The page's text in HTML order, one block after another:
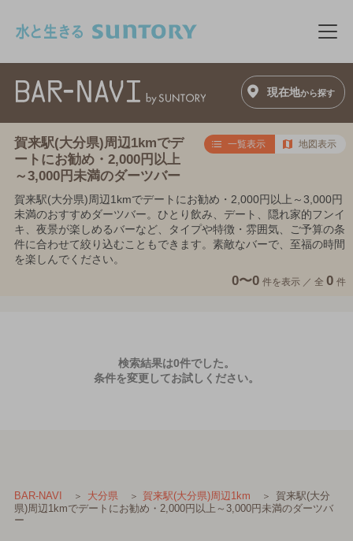
メ
現在地から探す
賀来駅(大分県)周辺1kmでデ
ートにお勧め・2,000円以上
～3,000円未満のダーツバー
一覧表示 地図表示
賀来駅(大分県)周辺1kmでデートにお勧め・2,000円以上～3,000円
未満のおすすめダーツバー。ひとり飲み、デート、隠れ家的フンイ
キ、夜景が楽しめるバーなど、タイプや特徴・雰囲気、ご予算の条
件に合わせて絞り込むこともできます。素敵なバーで、至福の時間
を楽しんでください。
0〜0 件を表示 ／ 全 0 件
検索結果は0件でした。
条件を変更してお試しください。
BAR-NAVI 大分県 賀来駅(大分県)周辺1km
賀来駅(大分
県)周辺1kmでデートにお勧め・2,000円以上～3,000円未満のダーツバ
ー